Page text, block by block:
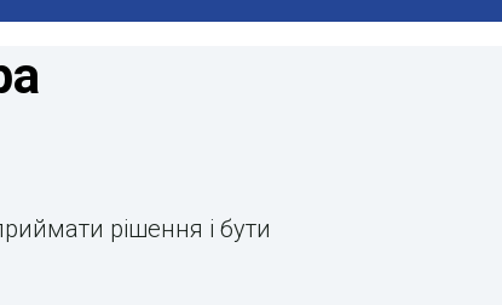
рішення і бути